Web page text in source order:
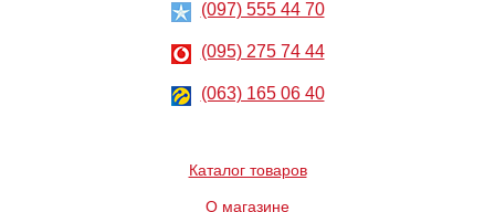
Анальная
пробка Glass
Romance
грн
Анальный
Lubrix Anal gel,
314
(097) 555 44 70
(095) 275 74 44
(063) 165 06 40
Каталог товаров
О магазине